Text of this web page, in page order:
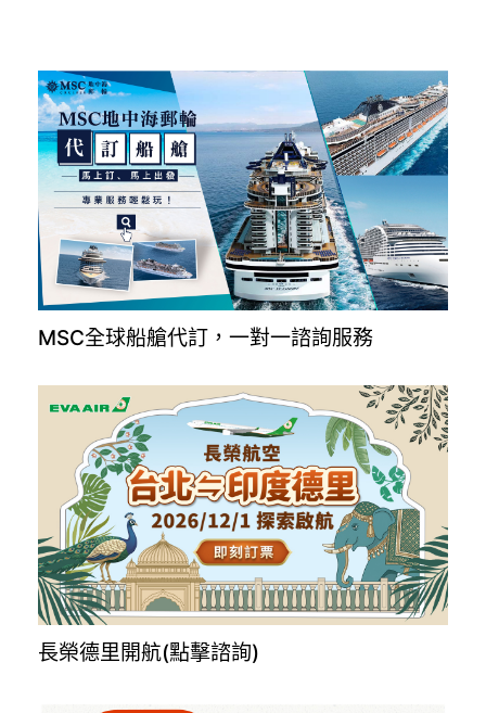
最新消息
旅遊行程、各項優惠，與您分享2026各項
優惠
MSC全球船艙代訂，一對一諮詢服務